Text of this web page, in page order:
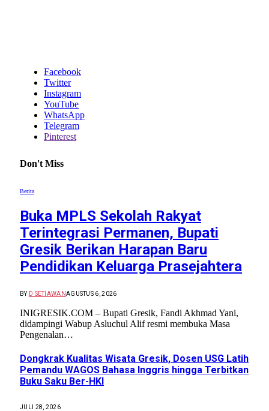
Facebook
Twitter
Instagram
YouTube
WhatsApp
Telegram
Pinterest
Don't Miss
Berita
Buka MPLS Sekolah Rakyat
Terintegrasi Permanen, Bupati
Gresik Berikan Harapan Baru
Pendidikan Keluarga Prasejahtera
BY D SETIAWANAGUSTUS 6, 2026
INIGRESIK.COM – Bupati Gresik, Fandi Akhmad Yani,
didampingi Wabup Asluchul Alif resmi membuka Masa
Pengenalan…
Dongkrak Kualitas Wisata Gresik, Dosen USG Latih
Pemandu WAGOS Bahasa Inggris hingga Terbitkan
Buku Saku Ber-HKI
JULI 28, 2026